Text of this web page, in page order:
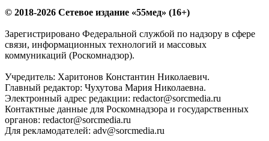
© 2018-2026 Сетевое издание «55мед» (16+)
Зарегистрировано Федеральной службой по надзору в сфере
связи, информационных технологий и массовых
коммуникаций (Роскомнадзор).
Учредитель: Харитонов Константин Николаевич.
Главный редактор: Чухутова Мария Николаевна.
Электронный адрес редакции: redactor@sorcmedia.ru
Контактные данные для Роскомнадзора и государственных
органов: redactor@sorcmedia.ru
Для рекламодателей: adv@sorcmedia.ru